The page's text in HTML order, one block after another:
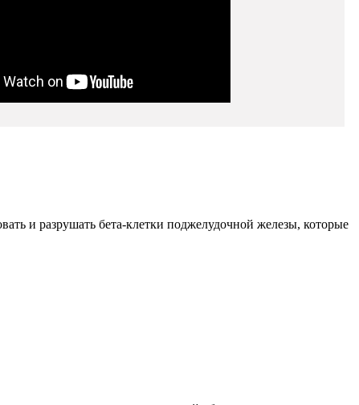
и разрушать бета-клетки поджелудочной железы, которые